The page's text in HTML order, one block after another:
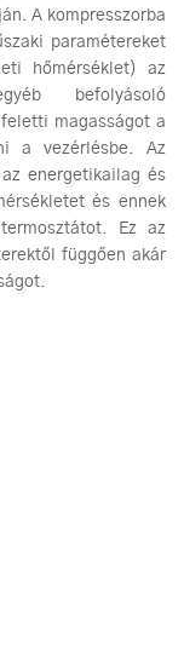
A kompresszorba
paramétereket
hőmérséklet) az
befolyásoló
magasságot a
a vezérlésbe. Az
energetikailag és
és ennek
Ez az
függően akár